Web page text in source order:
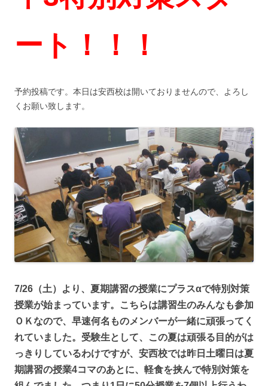
ート！！！
予約投稿です。本日は安西校は開いておりませんので、よろし
くお願い致します。
7/26（土）より、夏期講習の授業にプラスαで特別対策
授業が始まっています。こちらは講習生のみんなも参加
ＯＫなので、早速何名ものメンバーが一緒に頑張ってく
れていました。 受験生として、この夏は頑張る目的がは
っきりしているわけですが、安西校では昨日土曜日は夏
期講習の授業4コマのあとに、軽食を挟んで特別対策を